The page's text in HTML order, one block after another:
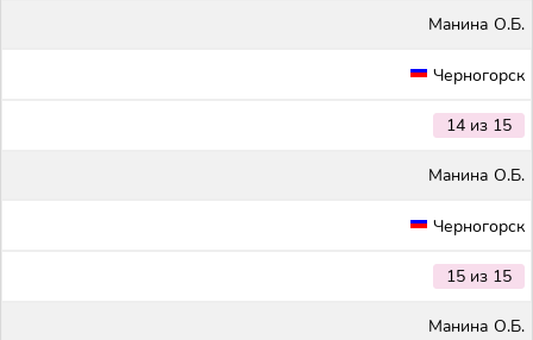
Maнина О.Б.
Черногорск
14 из 15
Maнина О.Б.
Черногорск
15 из 15
Maнина О.Б.